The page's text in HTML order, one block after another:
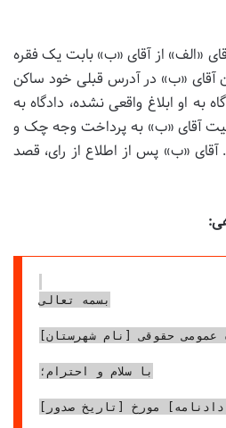
«الف» از آقای «ب» بابت یک فقره
آقای «ب» در آدرس قبلی خود ساکن
به او ابلاغ واقعی نشده، دادگاه به
آقای «ب» به پرداخت وجه چک و
«ب» پس از اطلاع از رای، قصد
بسمه تعالی
حقوقی [نام شهرستان]
با سلام و احترام؛
مورخ [تاریخ صدور]